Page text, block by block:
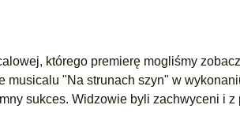
którego premierę mogliśmy
musicalu "Na strunach szyn" w
sukces. Widzowie byli zachwyceni i z